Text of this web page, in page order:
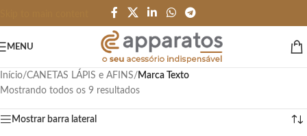
MENU
Início/CANETAS LÁPIS e AFINS/ Marca Texto
Mostrando todos os 9 resultados
Mostrar barra lateral